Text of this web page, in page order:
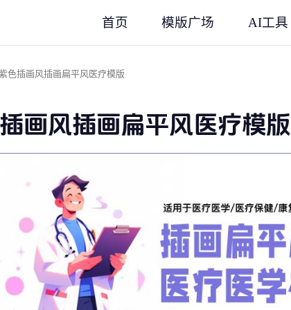
首页 模版广场 AI工具
色插画风插画扁平风医疗模版
画风插画扁平风医疗模版